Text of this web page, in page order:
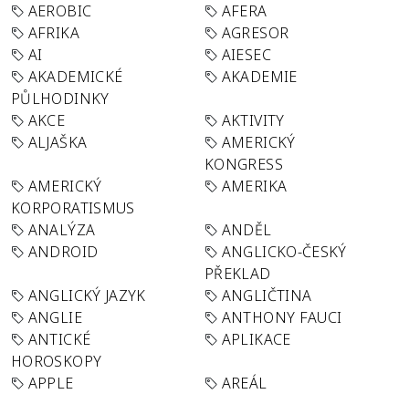
AEROBIC
AFERA
AFRIKA
AGRESOR
AI
AIESEC
AKADEMICKÉ
PŮLHODINKY
AKADEMIE
AKCE
AKTIVITY
ALJAŠKA
AMERICKÝ
KONGRESS
AMERICKÝ
KORPORATISMUS
AMERIKA
ANALÝZA
ANDĚL
ANDROID
ANGLICKO-ČESKÝ
PŘEKLAD
ANGLICKÝ JAZYK
ANGLIČTINA
ANGLIE
ANTHONY FAUCI
ANTICKÉ
HOROSKOPY
APLIKACE
APPLE
AREÁL